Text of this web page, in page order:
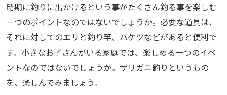
時期に釣りに出かけるという事がたくさん釣る事を楽しむ
一つのポイントなのではないでしょうか。必要な道具は、
それに対してのエサと釣り竿、バケツなどがあると便利で
す。小さなお子さんがいる家庭では、楽しめる一つのイベ
ントなのではないでしょうか。ザリガニ釣りというもの
を、楽しんでみましょう。